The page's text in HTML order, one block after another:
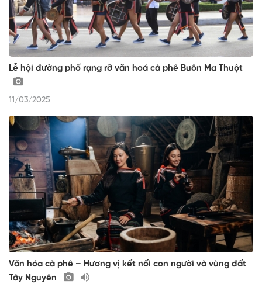
Lễ hội đường phố rạng rỡ văn hoá cà phê Buôn Ma Thuột
11/03/2025
Văn hóa cà phê – Hương vị kết nối con người và vùng đất
Tây Nguyên